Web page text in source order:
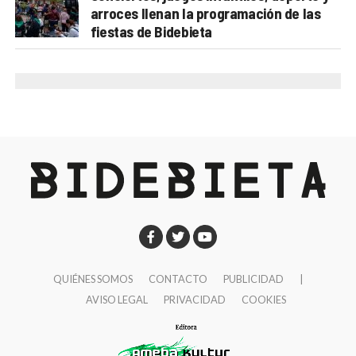
PROGRAMA MENDI ASTEA ARRIGORRIAGA 2025
Lunes, 10 de noviembre
19:00Elkarregaz (Elixabete, Johanna y Bego).“GR
11, algo más que una travesía”
Martes, 18 de noviembre
Pipi Cardell“Nanga Parbat (8.125 m) – Vía
‘Nezabudka’”
arroces llenan la programación de las
fiestas de Bidebieta
QUIÉNES SOMOS CONTACTO PUBLICIDAD
|
AVISO LEGAL
PRIVACIDAD COOKIES